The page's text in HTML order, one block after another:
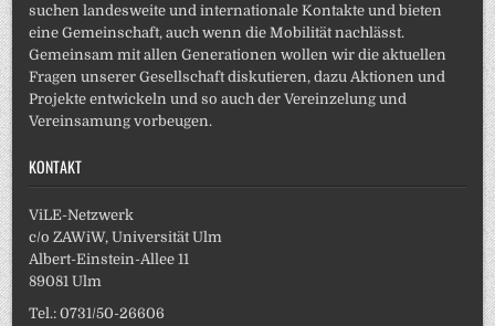
suchen landesweite und internationale Kontakte und bieten
eine Gemeinschaft, auch wenn die Mobilität nachlässt.
Gemeinsam mit allen Generationen wollen wir die aktuellen
Fragen unserer Gesellschaft diskutieren, dazu Aktionen und
Projekte entwickeln und so auch der Vereinzelung und
Vereinsamung vorbeugen.
KONTAKT
ViLE-Netzwerk
c/o ZAWiW, Universität Ulm
Albert-Einstein-Allee 11
89081 Ulm
Tel.: 0731/50-26606